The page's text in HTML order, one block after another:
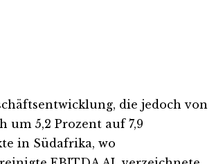
die jedoch von
5,2 Prozent auf 7,9
in Südafrika, wo